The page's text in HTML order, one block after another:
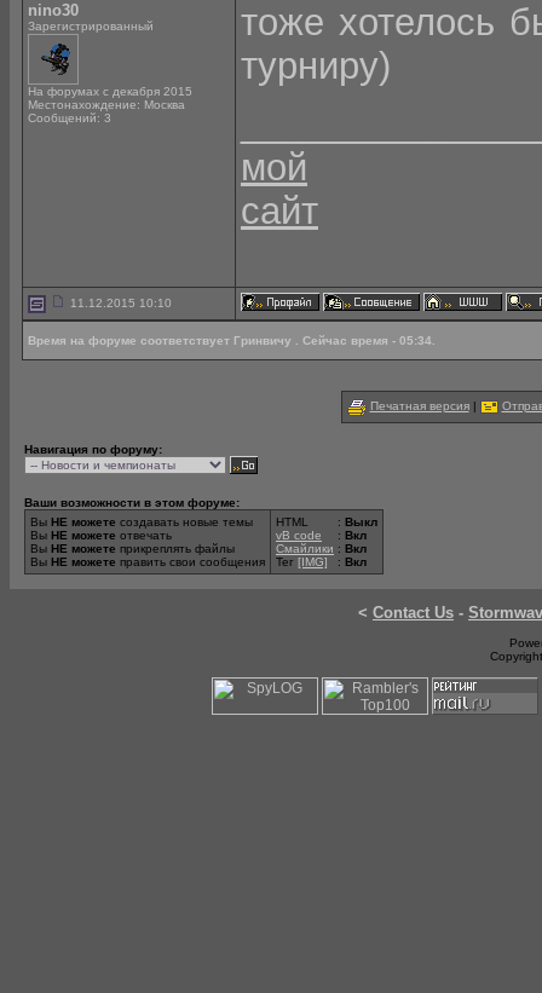
nino30
Зарегистрированный
На форумах с декабря 2015
Местонахождение: Москва
Сообщений: 3
тоже хотелось
турниру)
мой
сайт
11.12.2015 10:10
Время на форуме соответствует Гринвичу . Сейчас время - 05:34.
Печатная версия|
Навигация по форуму:
Ваши возможности в этом форуме:
Вы НЕ можете создавать новые темы
Вы НЕ можете отвечать
Вы НЕ можете прикреплять файлы
Вы НЕ можете править свои сообщения
HTML
vB code
Смайлики
Тег [IMG]
: Выкл
: Вкл
: Вкл
: Вкл
< Contact Us -